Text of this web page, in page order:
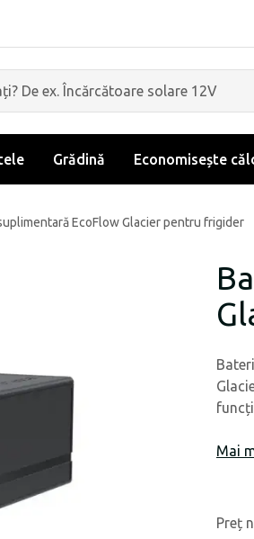
Grădină Economisește
EcoFlow Glacier pentru frigider
Mai
Preț